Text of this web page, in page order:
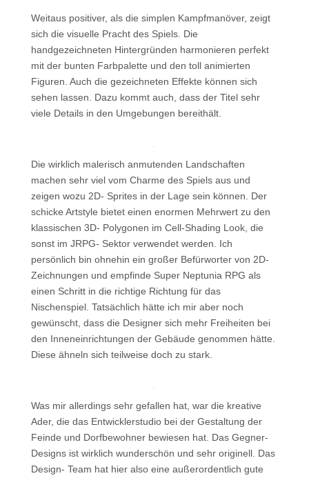
Weitaus positiver, als die simplen Kampfmanöver, zeigt
sich die visuelle Pracht des Spiels. Die
handgezeichneten Hintergründen harmonieren perfekt
mit der bunten Farbpalette und den toll animierten
Figuren. Auch die gezeichneten Effekte können sich
sehen lassen. Dazu kommt auch, dass der Titel sehr
viele Details in den Umgebungen bereithält.
Die wirklich malerisch anmutenden Landschaften
machen sehr viel vom Charme des Spiels aus und
zeigen wozu 2D- Sprites in der Lage sein können. Der
schicke Artstyle bietet einen enormen Mehrwert zu den
klassischen 3D- Polygonen im Cell-Shading Look, die
sonst im JRPG- Sektor verwendet werden. Ich
persönlich bin ohnehin ein großer Befürworter von 2D-
Zeichnungen und empfinde Super Neptunia RPG als
einen Schritt in die richtige Richtung für das
Nischenspiel. Tatsächlich hätte ich mir aber noch
gewünscht, dass die Designer sich mehr Freiheiten bei
den Inneneinrichtungen der Gebäude genommen hätte.
Diese ähneln sich teilweise doch zu stark.
Was mir allerdings sehr gefallen hat, war die kreative
Ader, die das Entwicklerstudio bei der Gestaltung der
Feinde und Dorfbewohner bewiesen hat. Das Gegner-
Designs ist wirklich wunderschön und sehr originell. Das
Design- Team hat hier also eine außerordentlich gute